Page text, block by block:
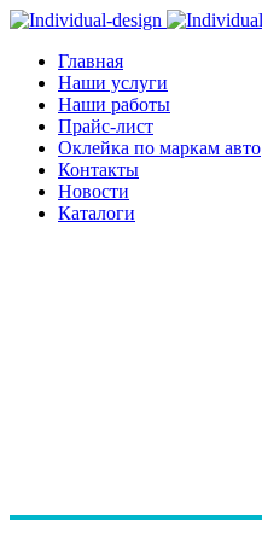
Главная
Наши услуги
Наши работы
Прайс-лист
Оклейка по маркам авто
Контакты
Новости
Каталоги